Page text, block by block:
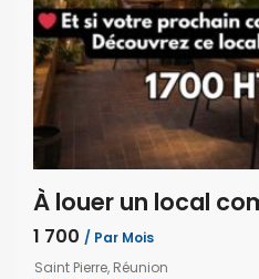
1 700 / Par Mois
Saint Pierre, Réunion